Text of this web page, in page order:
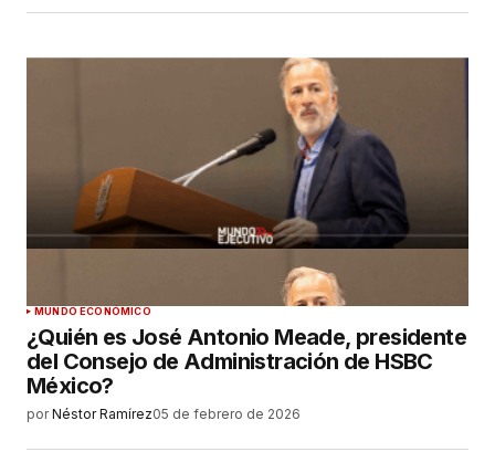
MUNDO ECONÓMICO
¿Quién es José Antonio Meade, presidente
del Consejo de Administración de HSBC
México?
por Néstor Ramírez05 de febrero de 2026